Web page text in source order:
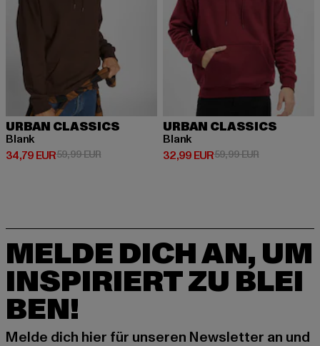
URBAN CLASSICS
Blank
34,79 EUR
Derzeitiger Preis: 34,79 EUR
59,99 EURAktionspreis: 59,99 EUR
URBAN CLASSICS
Blank
32,99 EUR
Derzeitiger Preis: 32,99 EUR
59,99 EURAktionspreis:
MELDE DICH AN, UM
INSPIRIERT ZU BLEI
BEN!
Melde dich hier für unseren Newsletter an und